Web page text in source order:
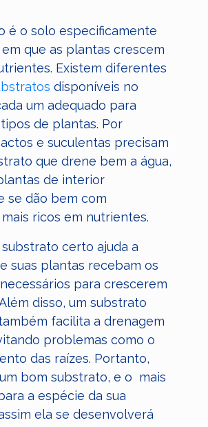
é o solo especificamente
que as plantas crescem
Existem diferentes
disponíveis no
um adequado para
de plantas. Por
e suculentas precisam
que drene bem a água,
de interior
se dão bem com
ricos em nutrientes.
certo ajuda a
suas plantas recebam os
para crescerem
disso, um substrato
facilita a drenagem
problemas como o
das raízes. Portanto,
bom substrato, e o mais
a espécie da sua
ela se desenvolverá